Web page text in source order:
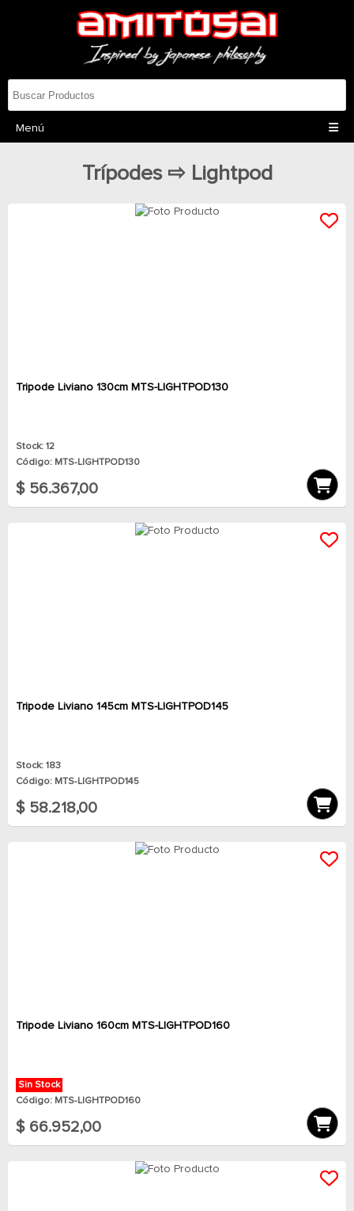
Menú
Trípodes ⇨ Lightpod
Tripode Liviano 130cm MTS-LIGHTPOD130
Stock: 12
Código: MTS-LIGHTPOD130
$ 56.367,00
Tripode Liviano 145cm MTS-LIGHTPOD145
Stock: 183
Código: MTS-LIGHTPOD145
$ 58.218,00
Tripode Liviano 160cm MTS-LIGHTPOD160
Sin Stock
Código: MTS-LIGHTPOD160
$ 66.952,00